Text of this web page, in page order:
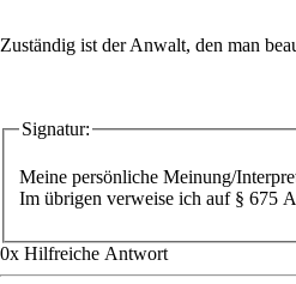
Zuständig ist der Anwalt, den man
Signatur:
Meine persönliche Meinung/
Im übrigen verweise ich auf § 675
0x Hilfreiche Antwort